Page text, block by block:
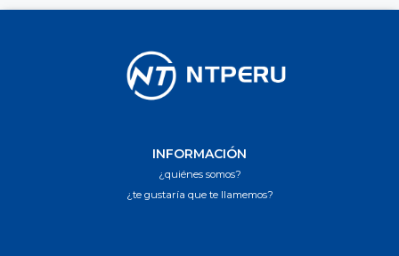
INFORMACIÓN
¿quiénes somos?
¿te gustaría que te llamemos?